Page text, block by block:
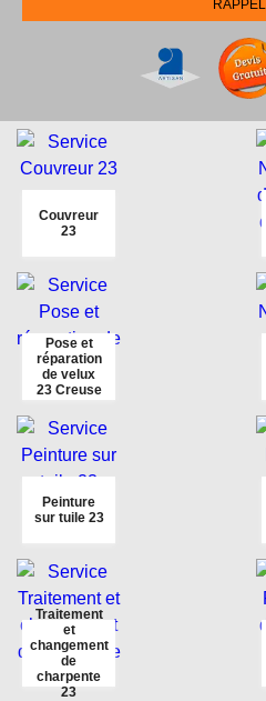
Couvreur
23
Pose et
réparation
de velux
23 Creuse
Peinture
sur tuile 23
Traitement
et
changement
de
charpente
23